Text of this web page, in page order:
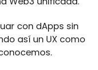
con dApps sin
así un UX como